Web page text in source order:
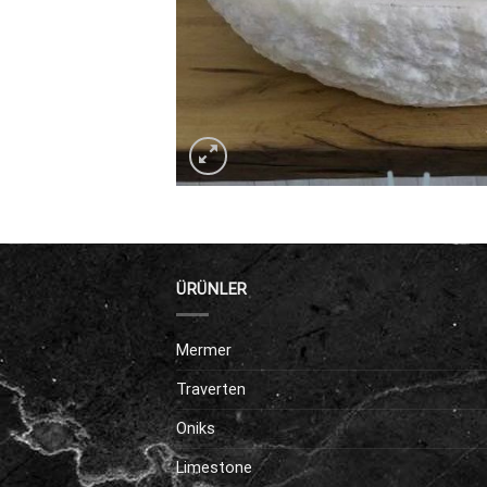
ÜRÜNLER
Mermer
Traverten
Oniks
Limestone